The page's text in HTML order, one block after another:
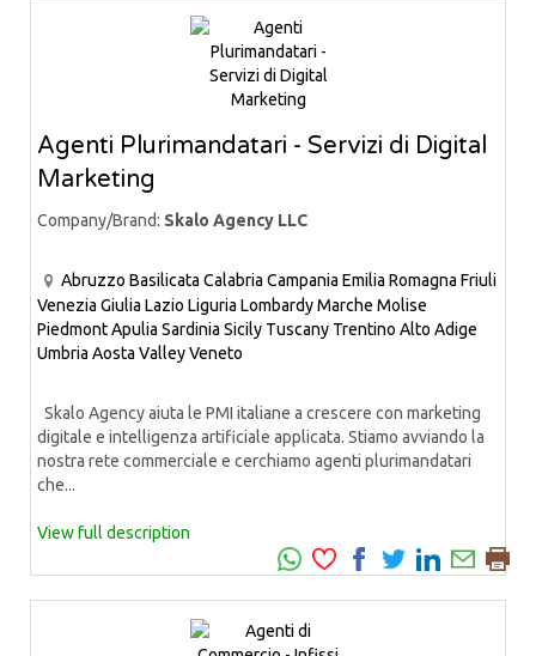
Agenti Plurimandatari - Servizi di Digital
Marketing
Company/Brand: Skalo Agency LLC
Abruzzo Basilicata Calabria Campania Emilia Romagna Friuli
Venezia Giulia Lazio Liguria LombardyMarche Molise
PiedmontApulia Sardinia Sicily Tuscany Trentino Alto Adige
Umbria Aosta ValleyVeneto
Skalo Agency aiuta le PMI italiane a crescere con marketing
digitale e intelligenza artificiale applicata. Stiamo avviando la
nostra rete commerciale e cerchiamo agenti plurimandatari
che...
View full description